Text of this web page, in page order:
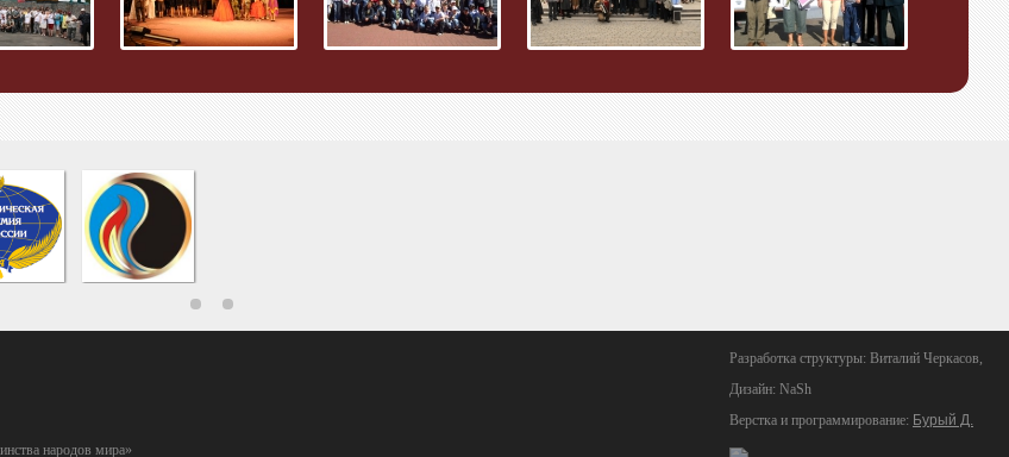
народов мира»
Разработка структуры: Виталий Черкасов,
Дизайн: NaSh
Верстка и программирование: Бурый Д.